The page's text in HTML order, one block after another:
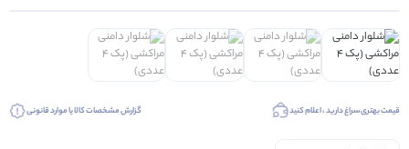
قیمت بهتری سراغ دارید ، اعلام کنید گزارش مشخصات کالا یا موارد قانونی